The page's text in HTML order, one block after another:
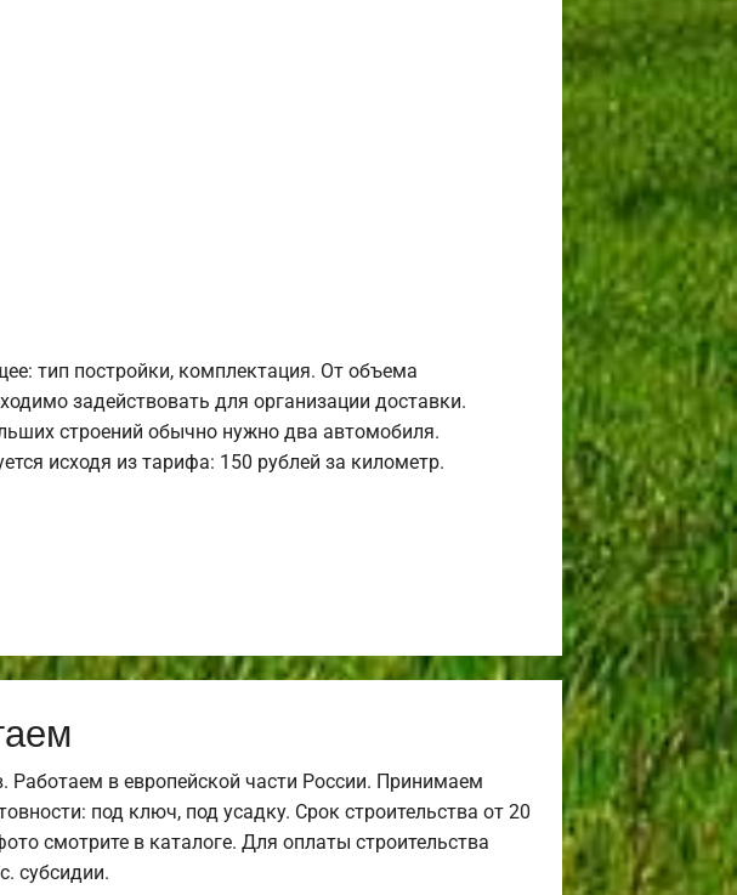
тип постройки, комплектация. От объема
задействовать для организации доставки.
строений обычно нужно два автомобиля.
исходя из тарифа: 150 рублей за километр.
в европейской части России. Принимаем
под ключ, под усадку. Срок строительства от 20
смотрите в каталоге. Для оплаты строительства
субсидии.